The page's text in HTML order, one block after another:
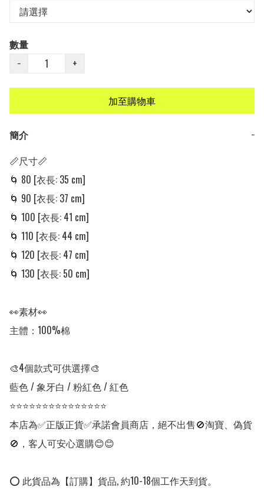
數量
−
+
加至購物車
簡介
−
📏尺寸📏
🌀 80 [衣長: 35 cm]
🌀 90 [衣長: 37 cm]
🌀 100 [衣長: 41 cm]
🌀 110 [衣長: 44 cm]
🌀 120 [衣長: 47 cm]
🌀 130 [衣長: 50 cm]
👀素材👀
主體：100%棉
🎨4個款式可供選擇🎨
藍色 / 象牙白 / 粉紅色 / 紅色
⭐⭐⭐⭐⭐⭐⭐⭐⭐⭐⭐⭐⭐⭐⭐
本店為✅正版正貨✅承諾會員商店，絕不出售🚫淘寶、偽貨
🚫，客人可安心選購😊😊
⭕ 此貨品為【訂購】貨品, 約10-18個工作天到貨。